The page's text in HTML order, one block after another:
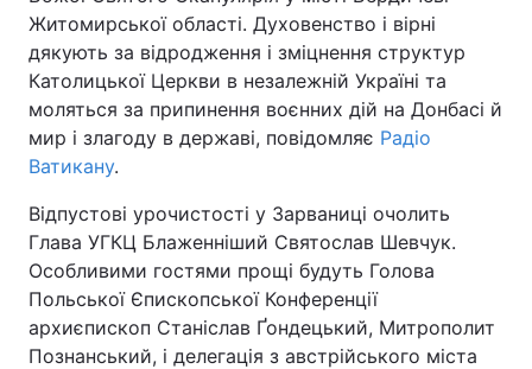
Житомирської області. Духовенство і вірні
дякують за відродження і зміцнення структур
Католицької Церкви в незалежній Україні та
моляться за припинення воєнних дій на Донбасі й
мир і злагоду в державі, повідомляє Радіо
Ватикану.
Відпустові урочистості у Зарваниці очолить
Глава УГКЦ Блаженніший Святослав Шевчук.
Особливими гостями прощі будуть Голова
Польської Єпископської Конференції
архиєпископ Станіслав Ґондецький, Митрополит
Познанський, і делегація з австрійського міста